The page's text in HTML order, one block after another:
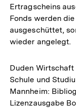
Ertragscheins
Fonds werden
ausgeschüttet,
wieder angelegt.
Duden
Schule und
Mannheim:
Lizenzausgabe